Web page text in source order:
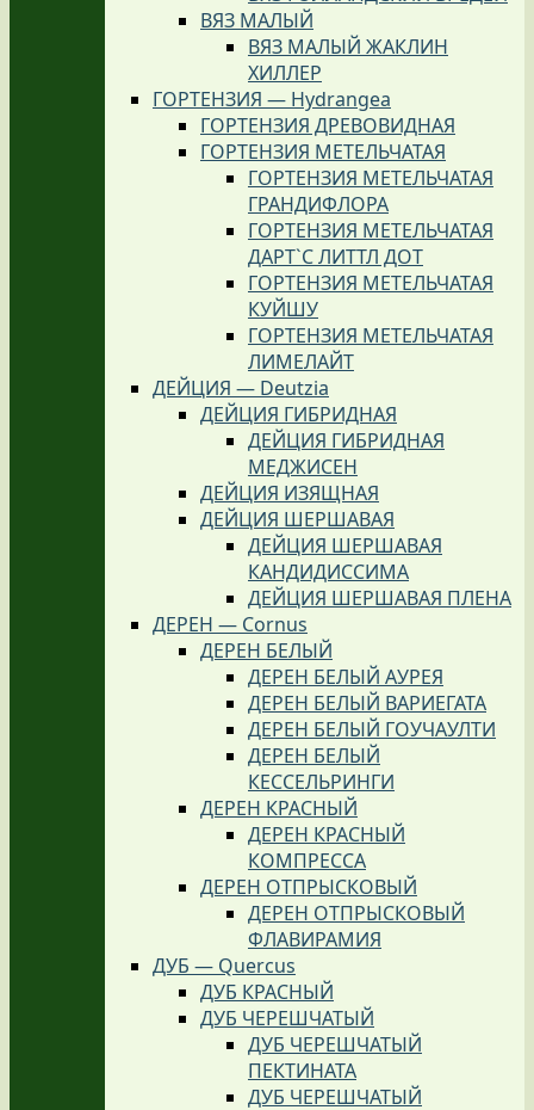
ВЯЗ МАЛЫЙ
ВЯЗ МАЛЫЙ ЖАКЛИН
ХИЛЛЕР
ГОРТЕНЗИЯ — Hydrangea
ГОРТЕНЗИЯ ДРЕВОВИДНАЯ
ГОРТЕНЗИЯ МЕТЕЛЬЧАТАЯ
ГОРТЕНЗИЯ МЕТЕЛЬЧАТАЯ
ГРАНДИФЛОРА
ГОРТЕНЗИЯ МЕТЕЛЬЧАТАЯ
ДАРТ`С ЛИТТЛ ДОТ
ГОРТЕНЗИЯ МЕТЕЛЬЧАТАЯ
КУЙШУ
ГОРТЕНЗИЯ МЕТЕЛЬЧАТАЯ
ЛИМЕЛАЙТ
ДЕЙЦИЯ — Deutzia
ДЕЙЦИЯ ГИБРИДНАЯ
ДЕЙЦИЯ ГИБРИДНАЯ
МЕДЖИСЕН
ДЕЙЦИЯ ИЗЯЩНАЯ
ДЕЙЦИЯ ШЕРШАВАЯ
ДЕЙЦИЯ ШЕРШАВАЯ
КАНДИДИССИМА
ДЕЙЦИЯ ШЕРШАВАЯ ПЛЕНА
ДЕРЕН — Cornus
ДЕРЕН БЕЛЫЙ
ДЕРЕН БЕЛЫЙ АУРЕЯ
ДЕРЕН БЕЛЫЙ ВАРИЕГАТА
ДЕРЕН БЕЛЫЙ ГОУЧАУЛТИ
ДЕРЕН БЕЛЫЙ
КЕССЕЛЬРИНГИ
ДЕРЕН КРАСНЫЙ
ДЕРЕН КРАСНЫЙ
КОМПРЕССА
ДЕРЕН ОТПРЫСКОВЫЙ
ДЕРЕН ОТПРЫСКОВЫЙ
ФЛАВИРАМИЯ
ДУБ — Quercus
ДУБ КРАСНЫЙ
ДУБ ЧЕРЕШЧАТЫЙ
ДУБ ЧЕРЕШЧАТЫЙ
ПЕКТИНАТА
ДУБ ЧЕРЕШЧАТЫЙ